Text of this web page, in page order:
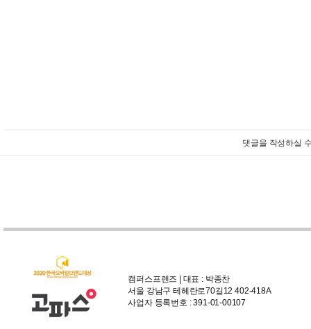
댓글을 작성하실
캠퍼스프렌즈 | 대표 : 박종찬
서울 강남구 테헤란로70길12 402-418A
사업자 등록번호 : 391-01-00107